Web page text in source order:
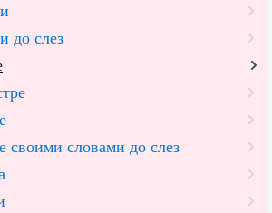
до слез
своими словами до слез